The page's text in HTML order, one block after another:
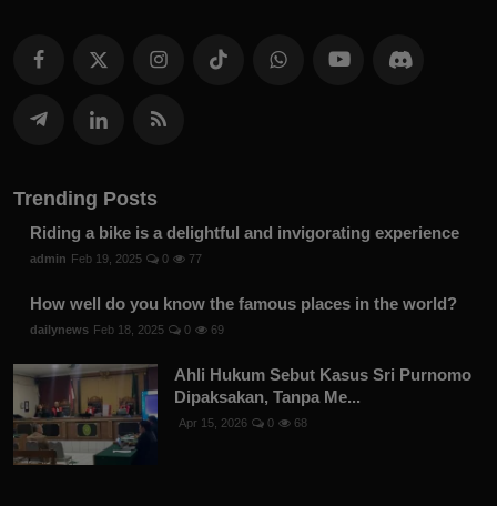
Trending Posts
Riding a bike is a delightful and invigorating experience
admin Feb 19, 2025 0 77
How well do you know the famous places in the world?
dailynews Feb 18, 2025 0 69
Ahli Hukum Sebut Kasus Sri Purnomo
Dipaksakan, Tanpa Me...
Apr 15, 2026 0 68